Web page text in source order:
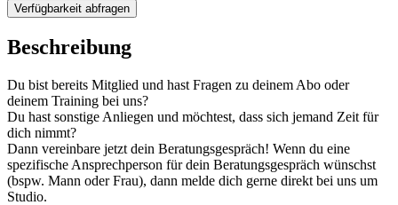
Verfügbarkeit abfragen
Beschreibung
Du bist bereits Mitglied und hast Fragen zu deinem Abo oder
deinem Training bei uns?
Du hast sonstige Anliegen und möchtest, dass sich jemand Zeit für
dich nimmt?
Dann vereinbare jetzt dein Beratungsgespräch! Wenn du eine
spezifische Ansprechperson für dein Beratungsgespräch wünschst
(bspw. Mann oder Frau), dann melde dich gerne direkt bei uns um
Studio.